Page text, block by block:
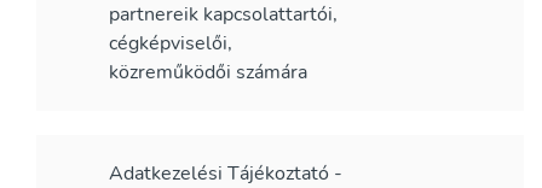
partnereik kapcsolattartói,
cégképviselői,
közreműködői számára
Adatkezelési Tájékoztató -